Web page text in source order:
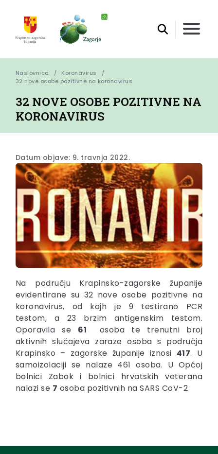
Naslovnica
Koronavirus
32 nove osobe pozitivne na koronavirus
32 NOVE OSOBE POZITIVNE NA
KORONAVIRUS
Datum objave: 9. travnja 2022.
Na području Krapinsko-zagorske županije
evidentirane su 32 nove osobe pozitivne na
koronavirus, od kojh je 9 testirano PCR
testom, a 23 brzim antigenskim testom.
Oporavila se 61 osoba te trenutni broj
aktivnih slučajeva zaraze osoba s područja
Krapinsko – zagorske županije iznosi 417. U
samoizolaciji se nalaze 461 osoba. U Općoj
bolnici Zabok i bolnici hrvatskih veterana
nalazi se 7 osoba pozitivnih na SARS CoV-2